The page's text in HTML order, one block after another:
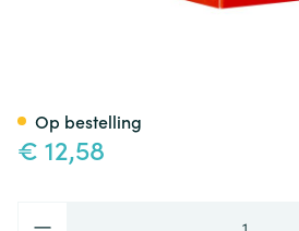
€ 12,58
Op bestelling